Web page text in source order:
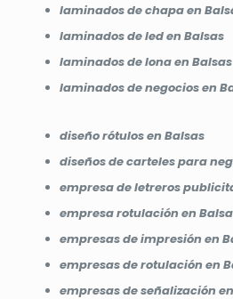
laminados de chapa en
laminados de led en Balsas
laminados de lona en Balsas
laminados de negocios en
diseño rótulos en Balsas
diseños de carteles para
empresa de letreros
empresa rotulación en
empresas de impresión en
empresas de rotulación en
empresas de señalización